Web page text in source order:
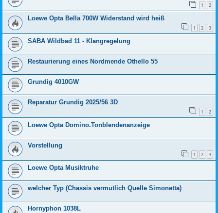
1 2
Loewe Opta Bella 700W Widerstand wird heiß
1 2 3
SABA Wildbad 11 - Klangregelung
Restaurierung eines Nordmende Othello 55
Grundig 4010GW
Reparatur Grundig 2025/56 3D
1 2
Loewe Opta Domino.Tonblendenanzeige
Vorstellung
1 2 3
Loewe Opta Musiktruhe
welcher Typ (Chassis vermutlich Quelle Simonetta)
Hornyphon 1038L